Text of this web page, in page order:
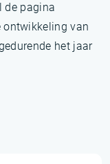
de pagina
ontwikkeling van
het jaar